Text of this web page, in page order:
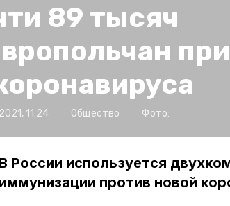
89 тысяч
11:24 Общество Фото:
В России используется
иммунизации против новой